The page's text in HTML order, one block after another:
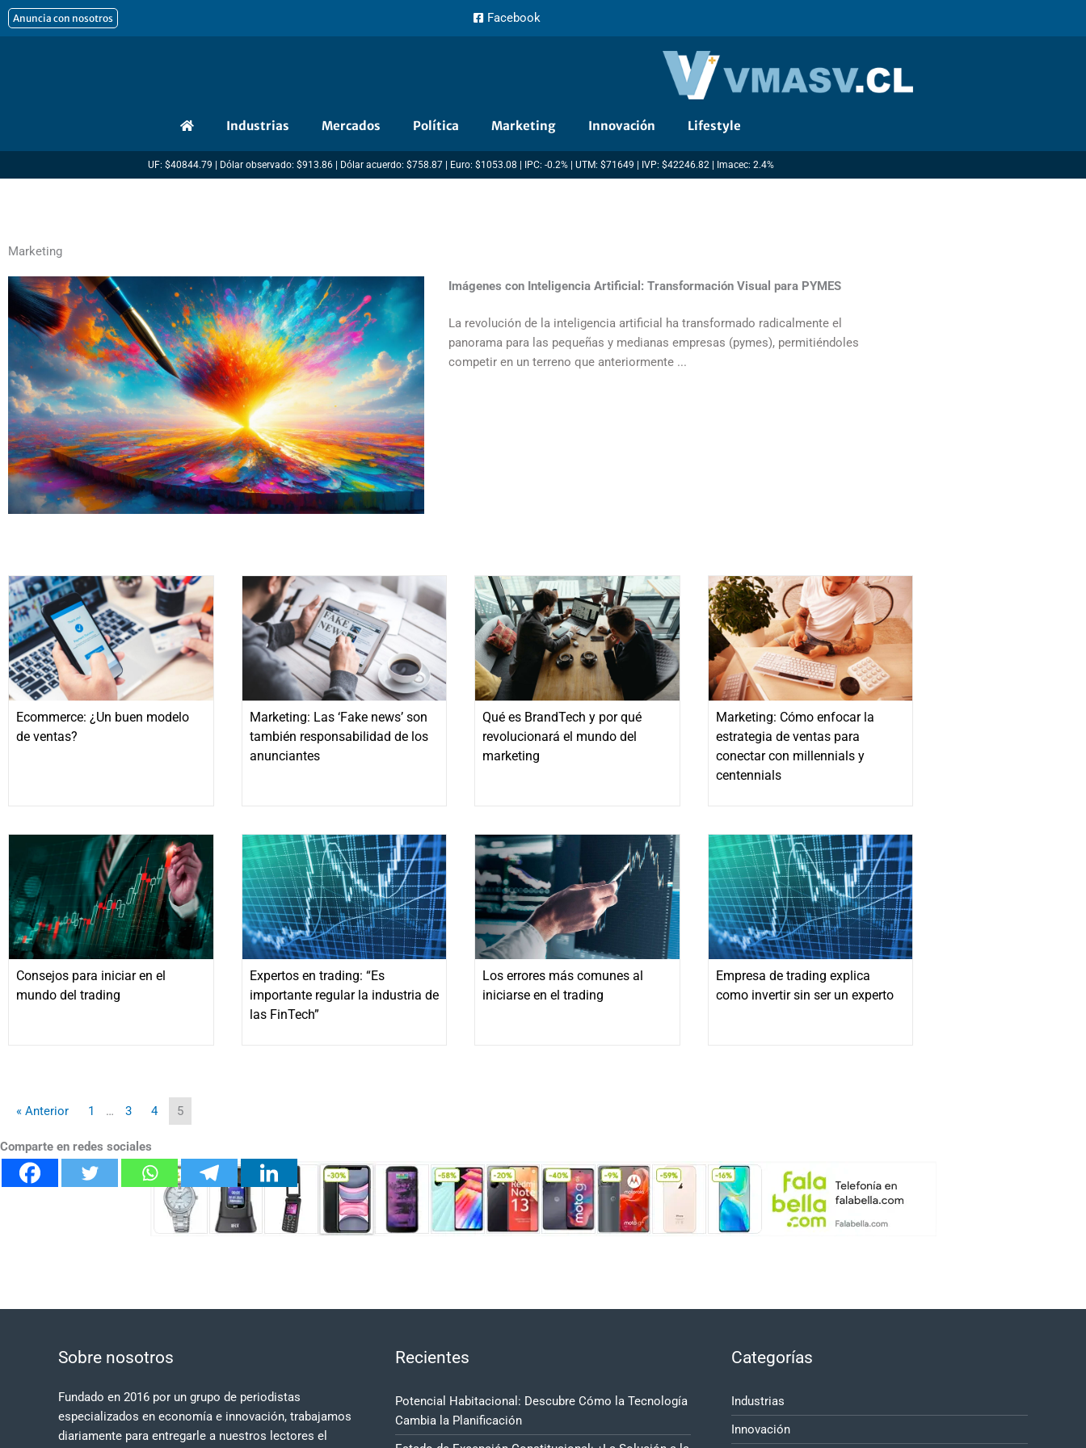
al
Anuncia con nosotros Facebook
Industrias Mercados Política Marketing Innovación Lifestyle
UF: $40844.79 | Dólar observado: $913.86 | Dólar acuerdo: $758.87 | Euro: $1053.08 | IPC: -0.2% | UTM: $71649 | IVP: $42246.82 | Imacec: 2.4%
Marketing
Imágenes con Inteligencia Artificial: Transformación Visual para PYMES
La revolución de la inteligencia artificial ha transformado radicalmente el
panorama para las pequeñas y medianas empresas (pymes), permitiéndoles
competir en un terreno que anteriormente ...
Ecommerce: ¿Un buen modelo
de ventas?
Marketing: Las ‘Fake news’ son
también responsabilidad de los
anunciantes
Qué es BrandTech y por qué
revolucionará el mundo del
marketing
Marketing: Cómo enfocar la
estrategia de ventas para
conectar con millennials y
centennials
Consejos para iniciar en el
mundo del trading
Expertos en trading: “Es
importante regular la industria de
las FinTech”
Los errores más comunes al
iniciarse en el trading
Empresa de trading explica
como invertir sin ser un experto
« Anterior 1 … 3 4 5
Comparte en redes sociales
Sobre nosotros
Fundado en 2016 por un grupo de periodistas
especializados en economía e innovación, trabajamos
diariamente para entregarle a nuestros lectores el
Recientes
Potencial Habitacional: Descubre Cómo la Tecnología
Cambia la Planificación
Categorías
Industrias
Innovación